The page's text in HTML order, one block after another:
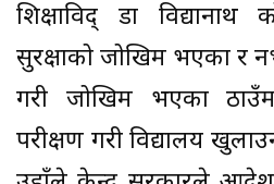
शिक्षाविद् डा विद्यानाथ
सुरक्षाको जोखिम भएका र
गरी जोखिम भएका
परीक्षण गरी विद्यालय